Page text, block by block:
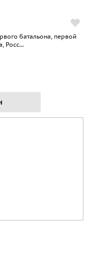
батальона, первой
Росс...